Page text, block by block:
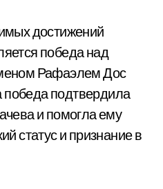
достижений
победа над
Рафаэлем Дос
победа подтвердила
и помогла ему
статус и признание в